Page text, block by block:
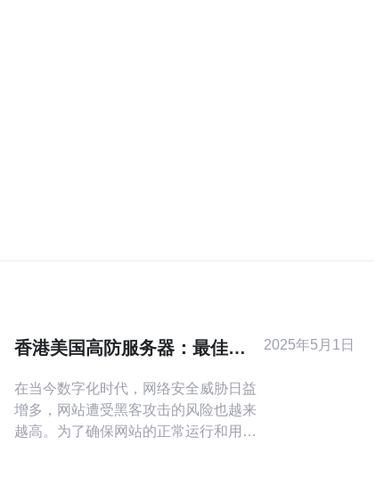
香港美国高防服务器：最佳选
在当今数字化时代，网络安全威胁日益
增多，网站遭受黑客攻击的风险也越来
越高。为了确保网站的正常运行和用户
2025年5月1日